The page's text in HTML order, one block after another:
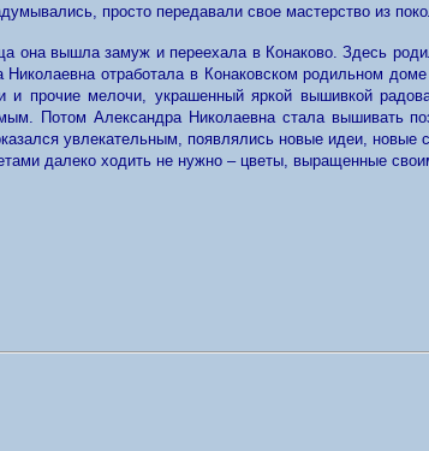
просто передавали свое мастерство из
она вышла замуж и переехала в Конаково. Здесь
отработала в Конаковском родильном
прочие мелочи, украшенный яркой вышивкой
Потом Александра Николаевна стала вышивать
увлекательным, появлялись новые идеи,
далеко ходить не нужно – цветы, выращенные